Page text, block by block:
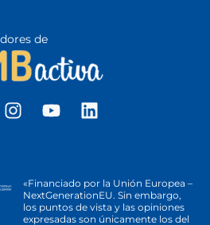
de
«Financiado por la Unión Europea –
NextGenerationEU. Sin embargo,
los puntos de vista y las opiniones
expresadas son únicamente los del